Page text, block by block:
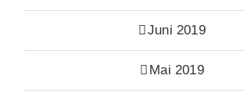
Juni 2019
Mai 2019